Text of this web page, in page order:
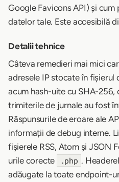
Google Favicons API) și
datelor tale. Este accesibilă
Detalii tehnice
Câteva remedieri mai mici
adresele IP stocate în fișierul
acum hash-uite cu SHA-
trimiterile de jurnale au fost
Răspunsurile de eroare ale
informații de debug interne.
fișierele RSS, Atom și JSON
urile corecte
.php .
adăugate la toate endpoint-